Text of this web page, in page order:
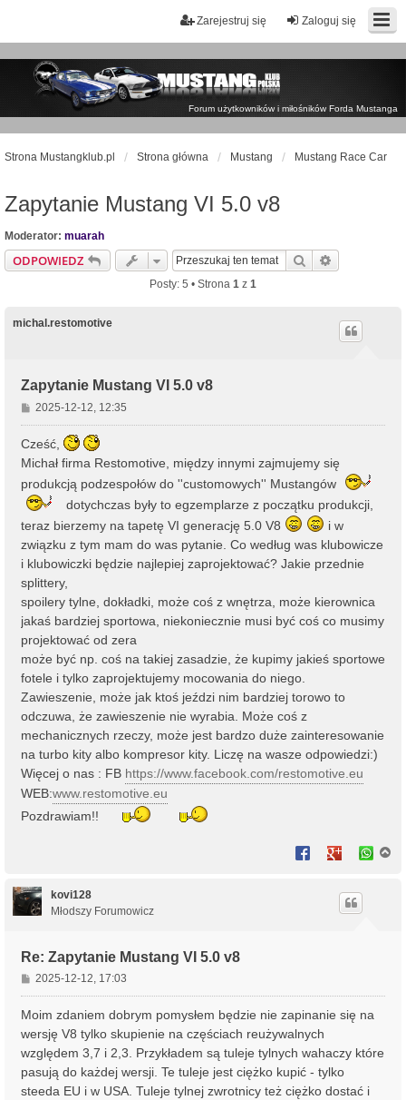
Zaloguj się
Zarejestruj się
Forum użytkowników i miłośników Forda Mustanga
Strona Mustangklub.pl Strona główna Mustang Mustang Race Car
Zapytanie Mustang VI 5.0 v8
Moderator: muarah
ODPOWIEDZ Szukaj
Posty: 5 • Strona 1 z 1
michal.restomotive
Zapytanie Mustang VI 5.0 v8
P
o
2025-12-12, 12:35
Cześć,
Michał firma Restomotive, między innymi zajmujemy się
produkcją podzespołów do ''customowych'' Mustangów
dotychczas były to egzemplarze z początku produkcji,
teraz bierzemy na tapetę VI generację 5.0 V8
i w
związku z tym mam do was pytanie. Co według was klubowicze
i klubowiczki będzie najlepiej zaprojektować? Jakie przednie
splittery,
spoilery tylne, dokładki, może coś z wnętrza, może kierownica
jakaś bardziej sportowa, niekoniecznie musi być coś co musimy
projektować od zera
może być np. coś na takiej zasadzie, że kupimy jakieś sportowe
fotele i tylko zaprojektujemy mocowania do niego.
Zawieszenie, może jak ktoś jeździ nim bardziej torowo to
odczuwa, że zawieszenie nie wyrabia. Może coś z
mechanicznych rzeczy, może jest bardzo duże zainteresowanie
na turbo kity albo kompresor kity. Liczę na wasze odpowiedzi:)
Więcej o nas : FB https://www.facebook.com/restomotive.eu
WEB:www.restomotive.eu
Pozdrawiam!!
kovi128
Młodszy Forumowicz
Re: Zapytanie Mustang VI 5.0 v8
P
o
s
2025-12-12, 17:03
Moim zdaniem dobrym pomysłem będzie nie zapinanie się na
wersję V8 tylko skupienie na częściach reużywalnych
względem 3,7 i 2,3. Przykładem są tuleje tylnych wahaczy które
pasują do każdej wersji. Te tuleje jest ciężko kupić - tylko
steeda EU i w USA. Tuleje tylnej zwrotnicy też ciężko dostać i